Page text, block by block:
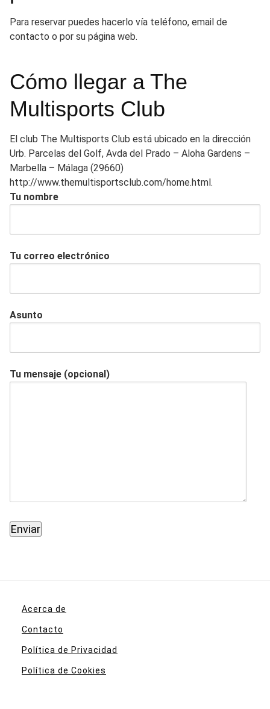
Para reservar puedes hacerlo vía teléfono, email de
contacto o por su página web.
Cómo llegar a The
Multisports Club
El club The Multisports Club está ubicado en la dirección
Urb. Parcelas del Golf, Avda del Prado – Aloha Gardens –
Marbella – Málaga (29660)
http://www.themultisportsclub.com/home.html.
Tu nombre
Tu correo electrónico
Asunto
Tu mensaje (opcional)
Acerca de
Contacto
Política de Privacidad
Política de Cookies